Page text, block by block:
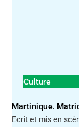
Culture
Martinique.
Ecrit et mis en